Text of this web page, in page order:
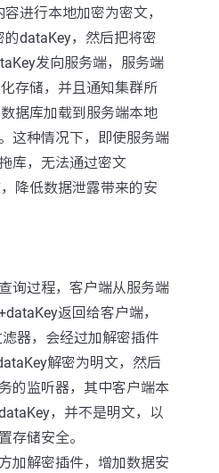
进行本地加密为密文，
dataKey，然后把将密
发向服务端，服务端
存储，并且通知集群所
据库加载到服务端本地
这种情况下，即使服务端
库，无法通过密文
降低数据泄露带来的安
询过程，客户端从服务端
返回给客户端，
器，会经过加解密插件
解密为明文，然后
的监听器，其中客户端本
，并不是明文，以
存储安全。
加解密插件，增加数据安